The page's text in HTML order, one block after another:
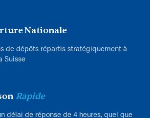
Nationale
de dépôts répartis stratégiquement à
Suisse
Rapide
délai de réponse de 4 heures, quel que